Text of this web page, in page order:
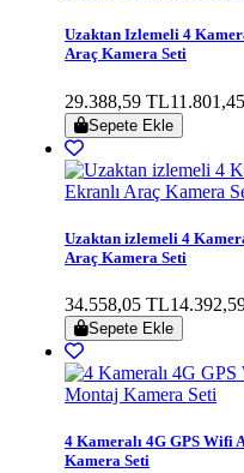
Uzaktan Izlemeli 4
Araç Kamera Seti
29.388,59 TL
Sepete Ekle
Uzaktan izlemeli 4
Araç Kamera Seti
34.558,05 TL
Sepete Ekle
4 Kameralı 4G GPS Wifi
Kamera Seti